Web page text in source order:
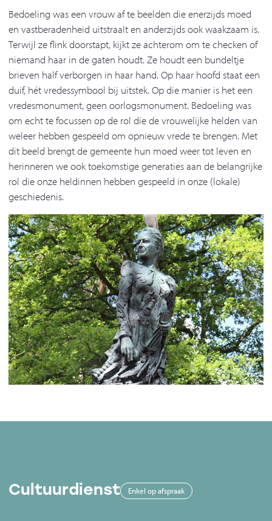
Bedoeling was een vrouw af te beelden die enerzijds moed
en vastberadenheid uitstraalt en anderzijds ook waakzaam is.
Terwijl ze flink doorstapt, kijkt ze achterom om te checken of
niemand haar in de gaten houdt. Ze houdt een bundeltje
brieven half verborgen in haar hand. Op haar hoofd staat een
duif, hét vredessymbool bij uitstek. Op die manier is het een
vredesmonument, geen oorlogsmonument. Bedoeling was
om echt te focussen op de rol die de vrouwelijke helden van
weleer hebben gespeeld om opnieuw vrede te brengen. Met
dit beeld brengt de gemeente hun moed weer tot leven en
herinneren we ook toekomstige generaties aan de belangrijke
rol die onze heldinnen hebben gespeeld in onze (lokale)
geschiedenis.
Cultuurdienst Enkel op afspraak